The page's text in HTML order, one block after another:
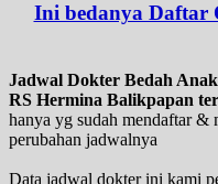
Ini bedanya Daftar
Jadwal Dokter Bedah Anak
RS Hermina Balikpapan
hanya yg sudah mendaftar &
perubahan jadwalnya
Data jadwal dokter ini kami